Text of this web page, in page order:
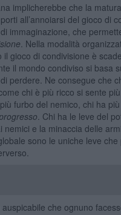
implicherebbe che la
all’annoiarsi del gioco di
immaginazione, che
. Nella modalità
il gioco di condivisione è
il mondo condiviso si basa
perdere. Ne consegue che
chi è più ricco si sente
furbo del nemico, chi ha
. Chi ha le leve del
nemici e la minaccia delle
sono le uniche leve
che ognuno